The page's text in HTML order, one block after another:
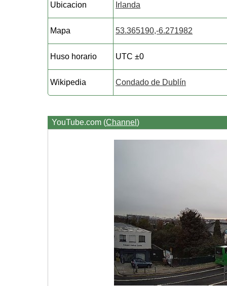
Ubicacion Irlanda
Mapa 53.365190,-6.271982
Huso horario UTC ±0
Wikipedia Condado de Dublín
YouTube.com (Channel)